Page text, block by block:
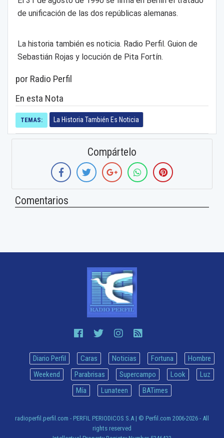
de unificación de las dos repúblicas alemanas.
La historia también es noticia. Radio Perfil. Guion de
Sebastián Rojas y locución de Pita Fortín.
por Radio Perfil
En esta Nota
TEMAS: La Historia También Es Noticia
Compártelo
Comentarios
Diario Perfil Caras Noticias Fortuna
Hombre
Weekend
Parabrisas Supercampo Look
Luz
Mía
Lunateen BATimes
radioperfil.perfil.com - PERFIL PERIODICOS S.A | © Perfil.com 2006-2026 - All
rights reserved